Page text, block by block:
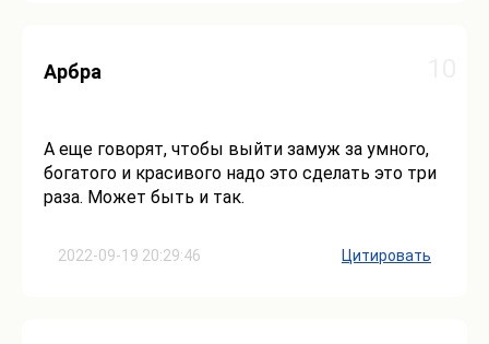
2022-09-19 20:29:46
Арбра
А еще говорят, чтобы выйти замуж за умного,
богатого и красивого надо это сделать это три
раза. Может быть и так.
Цитировать